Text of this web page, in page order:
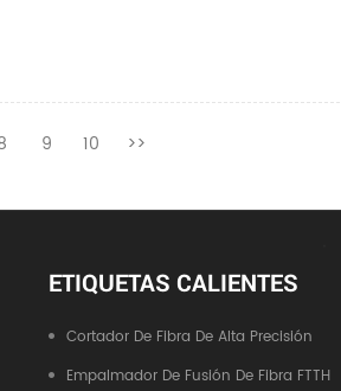
9 10 >>
ETIQUETAS CALIENTES
Cortador De Fibra De Alta Precisión
Empalmador De Fusión De Fibra FTTH